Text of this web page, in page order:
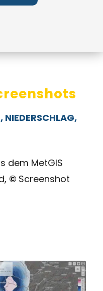
NIEDERSCHLAG,
dem MetGIS
© Screenshot